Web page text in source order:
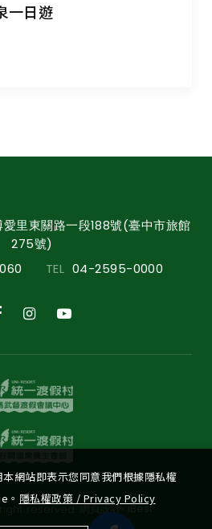
一日遊
里東關路一段188號(臺中市旅館
275號)
TEL 04-2595-0000
reserved. 網頁設計‧iBest
網站即表示您同意我們根據隱私權
。 隱私權政策 / Privacy Policy